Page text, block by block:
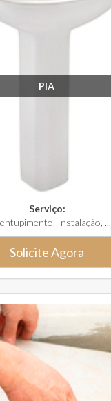
PIA
Serviço:
Instalação, ...
Solicite Agora